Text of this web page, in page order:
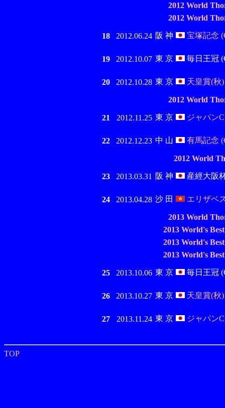
2012 World
2012 World
18 2012.06.24 阪 神 宝塚記念
19 2012.10.07 東 京 毎日王冠
20 2012.10.28 東 京 天皇賞(秋
2012 World
21 2012.11.25 東 京 ジャパン
22 2012.12.23 中 山 有馬記念
2012 World
23 2013.03.31 阪 神 産經大阪
24 2013.04.28 沙 田 エリザベ
2013 World
2013 World's
2013 World's
2013 World's
25 2013.10.06 東 京 毎日王冠
26 2013.10.27 東 京 天皇賞(秋
27 2013.11.24 東 京 ジャパン
TOP